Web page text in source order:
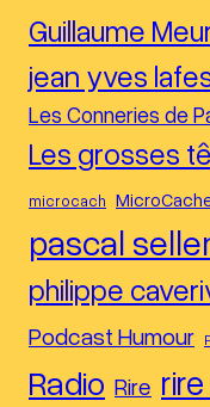
Guillaume
jean yves
Les Conneries de
Les grosses
microcach
pascal
philippe
Podcast Humour
Radio Rire